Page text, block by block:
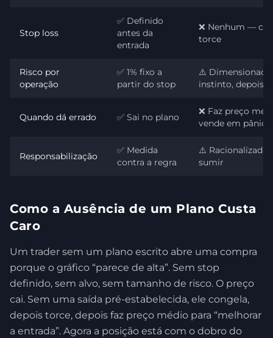
Stop loss
✅ Definido
antes da
entrada
❌ Nenhum —
torce
Risco por
operação
✅ 1% fixo a
partir do stop
⚠️
instinto, depois
Quando dá errado ✅ Sai no plano
❌ Faz preço
vende em pânico
Responsabilização
✅ Medida
contra a regra
⚠️ Racionalizada
sumir
Como a Ausência de um Plano Custa
Caro
Um trader sem um plano escrito abre uma compra
porque o gráfico “parece de alta”. Sem stop
definido, sem alvo, sem tamanho de risco. O preço
cai. Sem uma saída pré-estabelecida, ele congela,
depois torce, depois faz preço médio para “melhorar
a entrada”. Agora a posição está com o dobro do